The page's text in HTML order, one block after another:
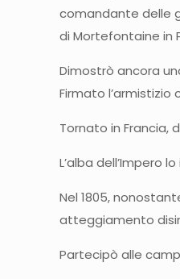
comandante delle
di Mortefontaine in
Dimostrò ancora
Firmato
Tornato in Francia,
L’alba dell’Impero
Nel 1805,
atteggiamento
Partecipò alle